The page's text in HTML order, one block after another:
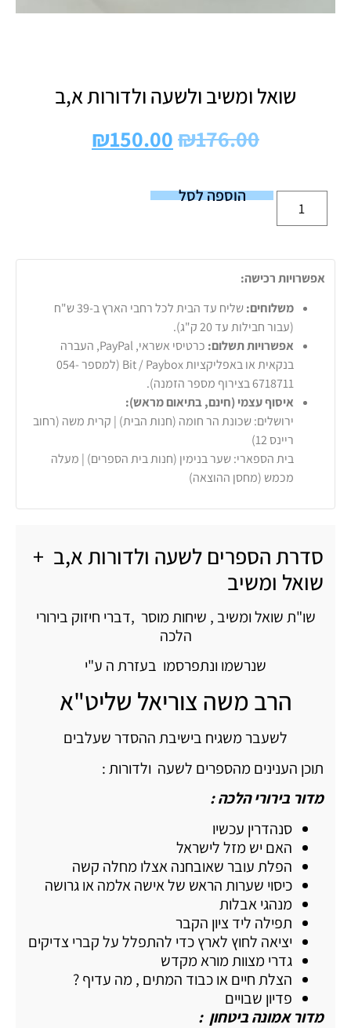
שואל ומשיב ולשעה ולדורות א,ב
₪176.00
₪150.00
הוספה לסל
אפשרויות רכישה:
משלוחים:
שליח עד הבית לכל רחבי הארץ ב-39 ש"ח
(עבור חבילות עד 20 ק"ג).
אפשרויות תשלום:
כרטיסי אשראי, PayPal, העברה
בנקאית או באפליקציות Bit / Paybox (למספר 054-
6718711 בצירוף מספר הזמנה).
איסוף עצמי (חינם, בתיאום מראש):
ירושלים: שכונת הר חומה (חנות הבית) | קרית משה (רחוב
ריינס 12)
בית הספארי: שער בנימין (חנות בית הספרים) | מעלה
מכמש (מחסן ההוצאה)
סדרת הספרים לשעה ולדורות א,ב +
שואל ומשיב
שו"ת שואל ומשיב , שיחות מוסר ,דברי חיזוק בירורי
הלכה
שנרשמו ונתפרסמו בעזרת ה ע"י
הרב משה צוריאל שליט"א
לשעבר משגיח בישיבת ההסדר שעלבים
תוכן הענינים מהספרים לשעה ולדורות :
מדור בירורי הלכה :
סנהדרין עכשיו
האם יש מזל לישראל
הפלת עובר שאובחנה אצלו מחלה קשה
כיסוי שערות הראש של אישה אלמה או גרושה
מנהגי אבלות
תפילה ליד ציון הקבר
יציאה לחוץ לארץ כדי להתפלל על קברי צדיקים
גדרי מצוות מורא מקדש
הצלת חיים או כבוד המתים , מה עדיף ?
פדיון שבויים
מדור אמונה ביטחון :